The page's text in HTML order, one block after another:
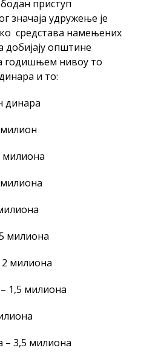
приступ
значаја удружење је
средстава намењених
општине
годишњем нивоу то
и то:
динара
милиона
милиона
милиона
1,5 милиона
– 3,5 милиона